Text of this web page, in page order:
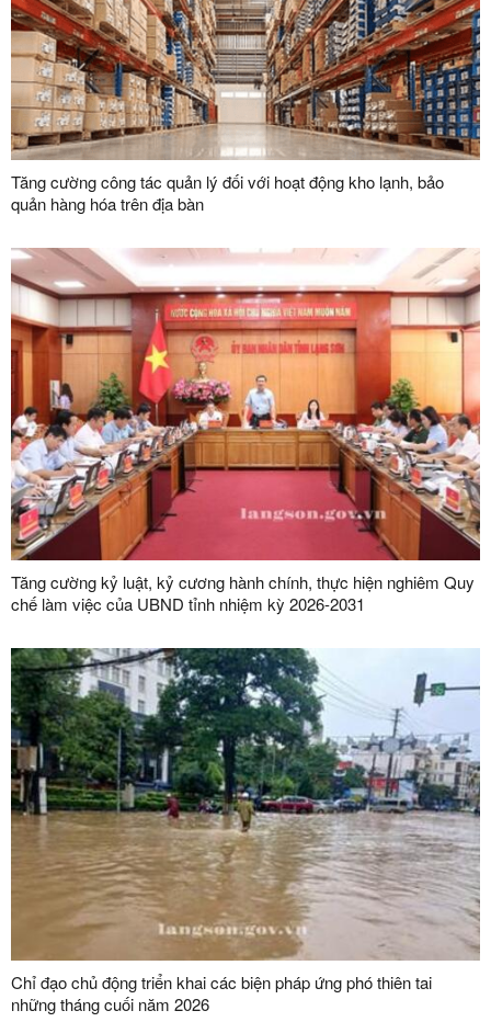
Tăng cường công tác quản lý đối với hoạt động kho lạnh, bảo
quản hàng hóa trên địa bàn
Tăng cường kỷ luật, kỷ cương hành chính, thực hiện nghiêm Quy
chế làm việc của UBND tỉnh nhiệm kỳ 2026-2031
Chỉ đạo chủ động triển khai các biện pháp ứng phó thiên tai
những tháng cuối năm 2026